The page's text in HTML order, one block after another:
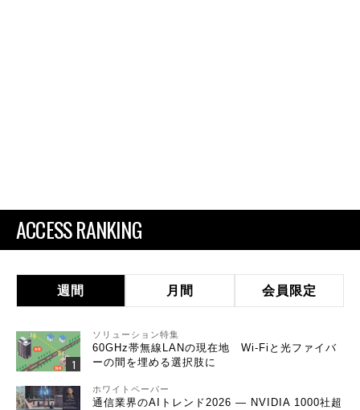
ACCESS RANKING
週間 月間 会員限定
ソリューション特集
60GHz帯無線LANの現在地 Wi-Fiと光ファイバ
ーの間を埋める選択肢に
ホワイトペーパー
通信業界のAIトレンド2026 ― NVIDIA 1000社超